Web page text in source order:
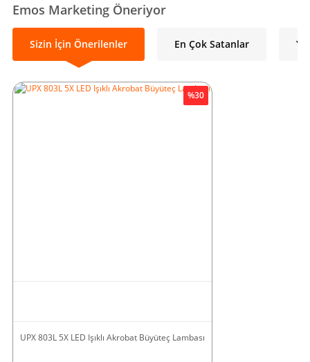
Emos Marketing Öneriyor
Sizin İçin Önerilenler En Çok Satanlar
UPX 803L 5X LED Işıklı Akrobat Büyüteç Lambası
%30